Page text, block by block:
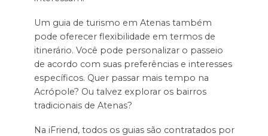
Um guia de turismo em Atenas também
pode oferecer flexibilidade em termos de
itinerário. Você pode personalizar o passeio
de acordo com suas preferências e interesses
específicos. Quer passar mais tempo na
Acrópole? Ou talvez explorar os bairros
tradicionais de Atenas?
Na iFriend, todos os guias são contratados por